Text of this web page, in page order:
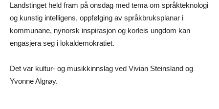
Landstinget held fram på onsdag med tema om språkteknologi
og kunstig intelligens, oppfølging av språkbruksplanar i
kommunane, nynorsk inspirasjon og korleis ungdom kan
engasjera seg i lokaldemokratiet.
Det var kultur- og musikkinnslag ved Vivian Steinsland og
Yvonne Algrøy.